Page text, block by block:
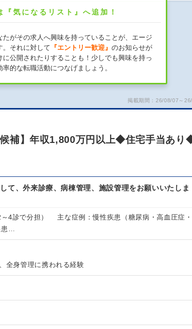
気になるリスト』へ追加！
たがその求人へ興味を持っていることが、エージ
。それに対して 『エントリー歓迎』 のお知らせが
公開されたりすることも！少しでも興味を持っ
的な転職活動につなげましょう。
掲載期間：26/08/07～
補】年収1,800万円以上◆住宅手当あり
て、外来診療、病棟管理、施設管理をお願いいたしま
4診で分担） 主な症例：慢性疾患（糖尿病・高血圧症・
…
全身管理に携われる経験